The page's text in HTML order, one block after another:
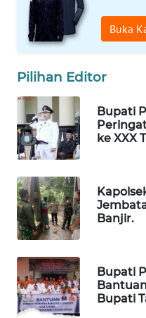
Buka
Pilihan Editor
Bupati
ke XXX
Banjir.
Bupati
Bupati
MAWAKA
ID
MARTABAT
NET
PLN
WATCH
MKLI
LPKKI
LKKI
KOPEKLIN
PORTAL